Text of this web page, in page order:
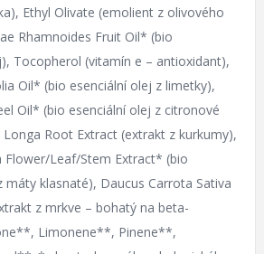
Ethyl Olivate (emolient z olivového
Rhamnoides Fruit Oil* (bio
Tocopherol (vitamín e – antioxidant),
Oil* (bio esenciální olej z limetky),
Oil* (bio esenciální olej z citronové
Root Extract (extrakt z kurkumy),
Flower/Leaf/Stem Extract* (bio
máty klasnaté), Daucus Carrota Sativa
z mrkve – bohatý na beta-
Limonene**, Pinene**,